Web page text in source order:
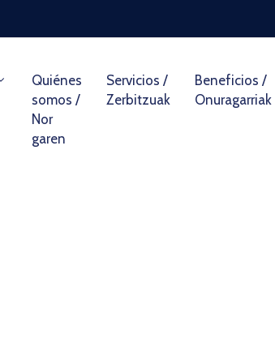
Quiénes
somos /
Nor
garen
Servicios /
Zerbitzuak
Beneficios /
Onuragarriak